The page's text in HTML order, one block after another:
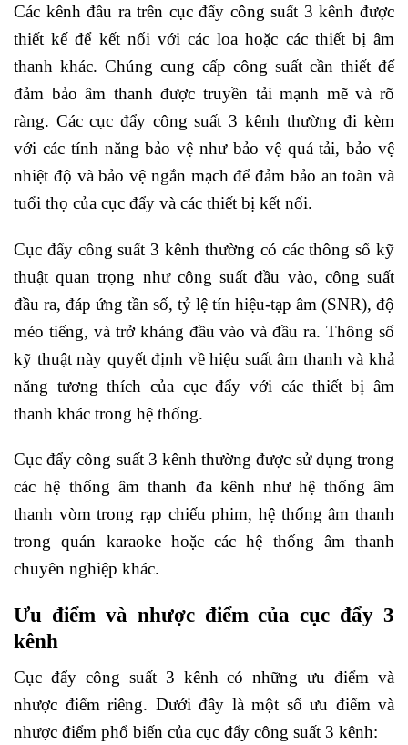
Các kênh đầu ra trên cục đẩy công suất 3 kênh được
thiết kế để kết nối với các loa hoặc các thiết bị âm
thanh khác. Chúng cung cấp công suất cần thiết để
đảm bảo âm thanh được truyền tải mạnh mẽ và rõ
ràng. Các cục đẩy công suất 3 kênh thường đi kèm
với các tính năng bảo vệ như bảo vệ quá tải, bảo vệ
nhiệt độ và bảo vệ ngắn mạch để đảm bảo an toàn và
tuổi thọ của cục đẩy và các thiết bị kết nối.
Cục đẩy công suất 3 kênh thường có các thông số kỹ
thuật quan trọng như công suất đầu vào, công suất
đầu ra, đáp ứng tần số, tỷ lệ tín hiệu-tạp âm (SNR), độ
méo tiếng, và trở kháng đầu vào và đầu ra. Thông số
kỹ thuật này quyết định về hiệu suất âm thanh và khả
năng tương thích của cục đẩy với các thiết bị âm
thanh khác trong hệ thống.
Cục đẩy công suất 3 kênh thường được sử dụng trong
các hệ thống âm thanh đa kênh như hệ thống âm
thanh vòm trong rạp chiếu phim, hệ thống âm thanh
trong quán karaoke hoặc các hệ thống âm thanh
chuyên nghiệp khác.
Ưu điểm và nhược điểm của cục đẩy 3
kênh
Cục đẩy công suất 3 kênh có những ưu điểm và
nhược điểm riêng. Dưới đây là một số ưu điểm và
nhược điểm phổ biến của cục đẩy công suất 3 kênh: